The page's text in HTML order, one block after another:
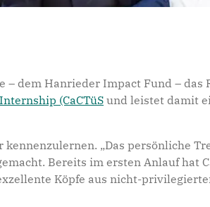
dem Hanrieder Impact Fund – das
(CaCTüSund leistet damit
„Das persönliche
Bereits im ersten Anlauf hat
Köpfe aus nicht-